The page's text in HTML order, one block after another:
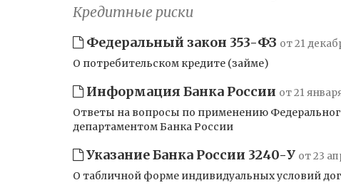
Кредитные риски
Федеральный закон 353-ФЗ от 21
О потребительском кредите (займе)
Информация Банка России от 21
Ответы на вопросы по применению
департаментом Банка России
Указание Банка России 3240-У от 23
О табличной форме индивидуальных условий